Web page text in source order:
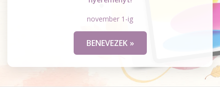
november 1-ig
BENEVEZEK »